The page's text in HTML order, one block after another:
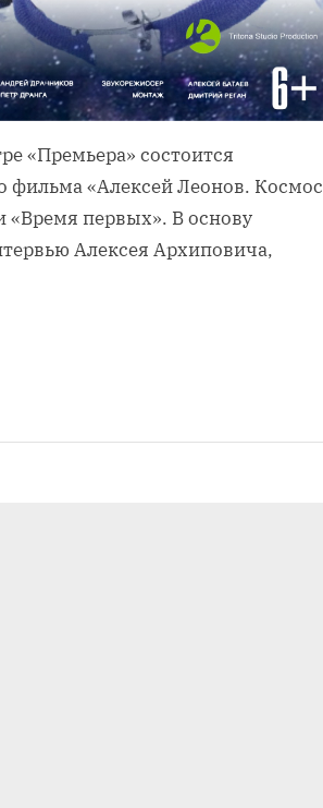
«Премьера» состоится
фильма «Алексей Леонов. Космос
«Время первых». В основу
Алексея Архиповича,